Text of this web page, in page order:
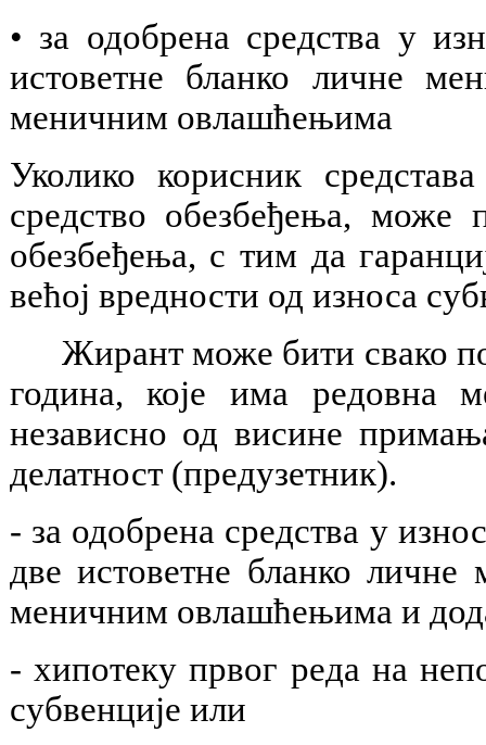
• за одобрена средства у
истоветне бланко личне
меничним овлашћењима
Уколико корисник
средство обезбеђења, може
обезбеђења, с тим да
већој вредности од износа
Жирант може бити свако
година, које има редовна
независно од висине
делатност (предузетник).
- за одобрена средства у
две истоветне бланко
меничним овлашћењима и
- хипотеку првог реда на
субвенције или